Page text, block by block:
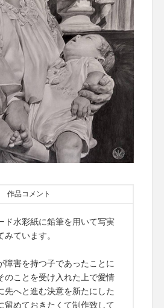
作品コメント
ド水彩紙に鉛筆を用いて写実
ています。
障害を持つ子であったことに
のことを受け入れた上で愛情
先へと進む決意を新たにした
留めておきたくて制作致して